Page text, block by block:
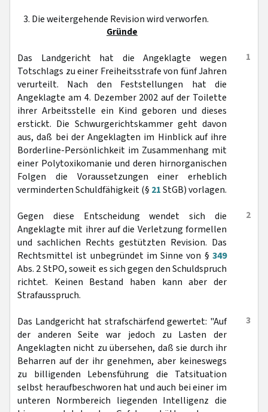
3. Die weitergehende Revision wird verworfen.
Gründe
1
Das Landgericht hat die Angeklagte wegen
Totschlags zu einer Freiheitsstrafe von fünf Jahren
verurteilt. Nach den Feststellungen hat die
Angeklagte am 4. Dezember 2002 auf der Toilette
ihrer Arbeitsstelle ein Kind geboren und dieses
erstickt. Die Schwurgerichtskammer geht davon
aus, daß bei der Angeklagten im Hinblick auf ihre
Borderline-Persönlichkeit im Zusammenhang mit
einer Polytoxikomanie und deren hirnorganischen
Folgen die Voraussetzungen einer erheblich
verminderten Schuldfähigkeit (§ 21StGB) vorlagen.
2
Gegen diese Entscheidung wendet sich die
Angeklagte mit ihrer auf die Verletzung formellen
und sachlichen Rechts gestützten Revision. Das
Rechtsmittel ist unbegründet im Sinne von § 349
Abs. 2 StPO, soweit es sich gegen den Schuldspruch
richtet. Keinen Bestand haben kann aber der
Strafausspruch.
3
Das Landgericht hat strafschärfend gewertet: "Auf
der anderen Seite war jedoch zu Lasten der
Angeklagten nicht zu übersehen, daß sie durch ihr
Beharren auf der ihr genehmen, aber keineswegs
zu billigenden Lebensführung die Tatsituation
selbst heraufbeschworen hat und auch bei einer im
unteren Normbereich liegenden Intelligenz die